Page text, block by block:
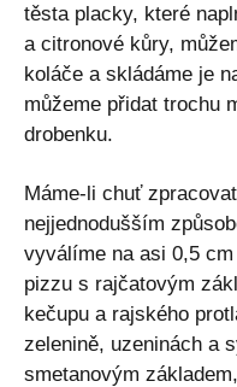
těsta placky, které
a citronové kůry,
koláče a skládáme je
můžeme přidat trochu
drobenku.
Máme-li chuť
nejjednodušším
vyválíme na asi 0,5
pizzu s rajčatovým
kečupu a rajského
zelenině, uzeninách a
smetanovým